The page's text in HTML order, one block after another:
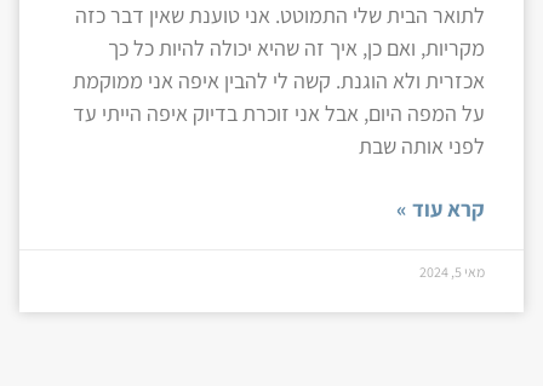
לתואר הבית שלי התמוטט. אני טוענת שאין דבר כזה
מקריות, ואם כן, איך זה שהיא יכולה להיות כל כך
אכזרית ולא הוגנת. קשה לי להבין איפה אני ממוקמת
על המפה היום, אבל אני זוכרת בדיוק איפה הייתי עד
לפני אותה שבת
קרא עוד »
מאי 5, 2024